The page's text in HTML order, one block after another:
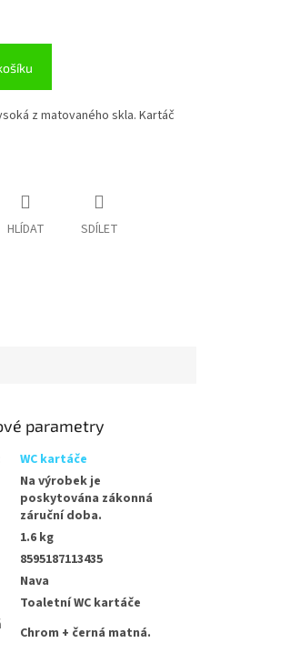
z matovaného skla. Kartáč
HLÍDAT SDÍLET
parametry
WC kartáče
Na výrobek je
poskytována zákonná
záruční doba.
1.6 kg
8595187113435
Nava
Toaletní WC kartáče
Chrom + černá matná.